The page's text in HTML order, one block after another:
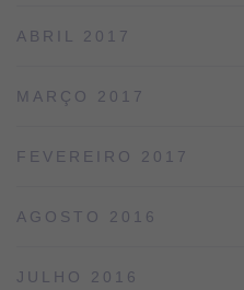
ABRIL 2017
MARÇO 2017
FEVEREIRO 2017
AGOSTO 2016
JULHO 2016